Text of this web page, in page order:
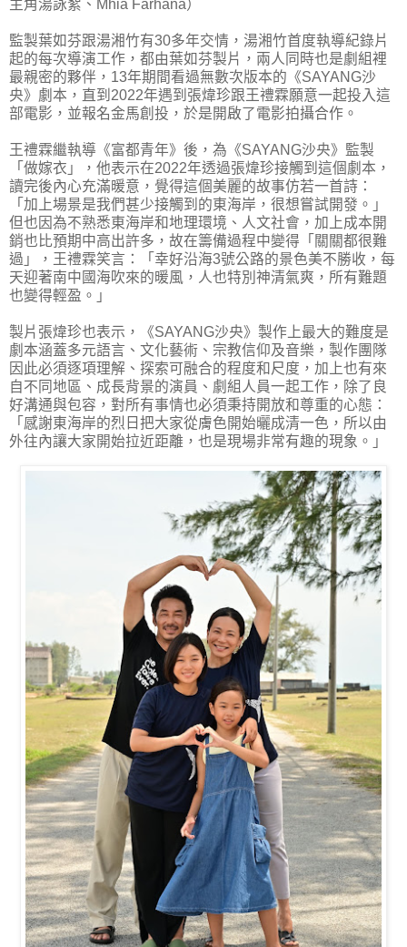
主角湯詠絮、Mhia Farhana）
監製葉如芬跟湯湘竹有30多年交情，湯湘竹首度執導紀錄片
起的每次導演工作，都由葉如芬製片，兩人同時也是劇組裡
最親密的夥伴，13年期間看過無數次版本的《SAYANG沙
央》劇本，直到2022年遇到張煒珍跟王禮霖願意一起投入這
部電影，並報名金馬創投，於是開啟了電影拍攝合作。
王禮霖繼執導《富都青年》後，為《SAYANG沙央》監製
「做嫁衣」，他表示在2022年透過張煒珍接觸到這個劇本，
讀完後內心充滿暖意，覺得這個美麗的故事仿若一首詩：
「加上場景是我們甚少接觸到的東海岸，很想嘗試開發。」
但也因為不熟悉東海岸和地理環境、人文社會，加上成本開
銷也比預期中高出許多，故在籌備過程中變得「關關都很難
過」，王禮霖笑言：「幸好沿海3號公路的景色美不勝收，每
天迎著南中國海吹來的暖風，人也特別神清氣爽，所有難題
也變得輕盈。」
製片張煒珍也表示，《SAYANG沙央》製作上最大的難度是
劇本涵蓋多元語言、文化藝術、宗教信仰及音樂，製作團隊
因此必須逐項理解、探索可融合的程度和尺度，加上也有來
自不同地區、成長背景的演員、劇組人員一起工作，除了良
好溝通與包容，對所有事情也必須秉持開放和尊重的心態：
「感謝東海岸的烈日把大家從膚色開始曬成清一色，所以由
外往內讓大家開始拉近距離，也是現場非常有趣的現象。」